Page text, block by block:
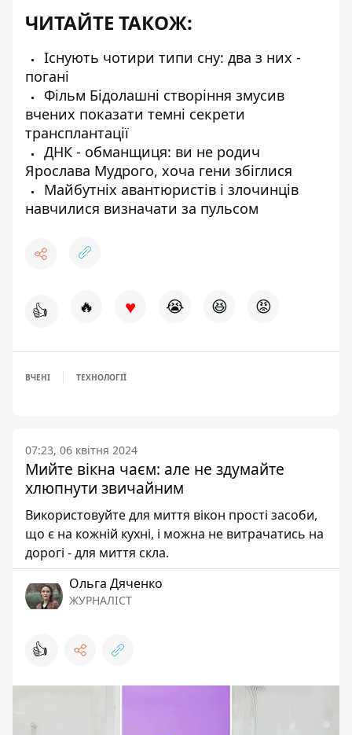
ЧИТАЙТЕ ТАКОЖ:
Існують чотири типи сну: два з них -
погані
Фільм Бідолашні створіння змусив
вчених показати темні секрети
трансплантації
ДНК - обманщиця: ви не родич
Ярослава Мудрого, хоча гени збіглися
Майбутніх авантюристів і злочинців
навчилися визначати за пульсом
👍 🔥 ♥ 😭 😆 😡
ВЧЕНІ ТЕХНОЛОГІЇ
07:23, 06 квітня 2024
Мийте вікна чаєм: але не здумайте
хлюпнути звичайним
Використовуйте для миття вікон прості засоби,
що є на кожній кухні, і можна не витрачатись на
дорогі - для миття скла.
Ольга Дяченко
ЖУРНАЛІСТ
👍